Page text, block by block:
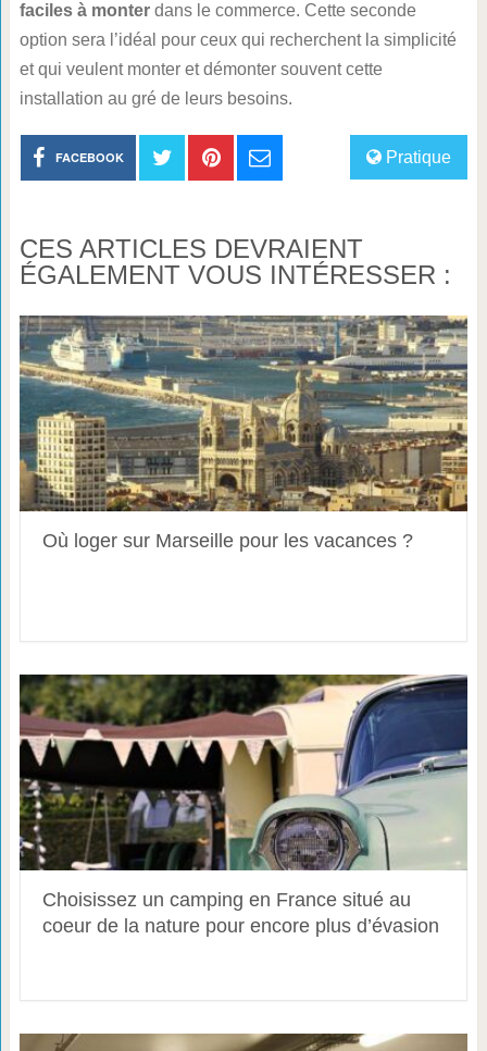
faciles à monter dans le commerce. Cette seconde
option sera l’idéal pour ceux qui recherchent la simplicité
et qui veulent monter et démonter souvent cette
installation au gré de leurs besoins.
Pratique
FACEBOOK
CES ARTICLES DEVRAIENT
ÉGALEMENT VOUS INTÉRESSER :
Où loger sur Marseille pour les vacances ?
Choisissez un camping en France situé au
coeur de la nature pour encore plus d’évasion